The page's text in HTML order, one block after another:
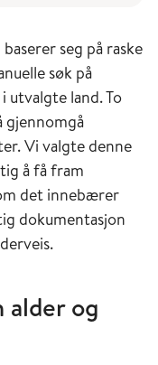
seg på raske
søk på
utvalgte land. To
gjennomgå
Vi valgte denne
å få fram
det innebærer
dokumentasjon
alder og